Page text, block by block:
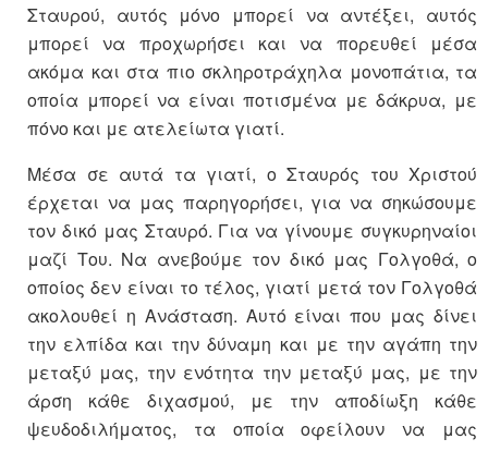
Σταυρού, αυτός μόνο μπορεί να αντέξει, αυτός
μπορεί να προχωρήσει και να πορευθεί μέσα
ακόμα και στα πιο σκληροτράχηλα μονοπάτια, τα
οποία μπορεί να είναι ποτισμένα με δάκρυα, με
πόνο και με ατελείωτα γιατί.
Μέσα σε αυτά τα γιατί, ο Σταυρός του Χριστού
έρχεται να μας παρηγορήσει, για να σηκώσουμε
τον δικό μας Σταυρό. Για να γίνουμε συγκυρηναίοι
μαζί Του. Να ανεβούμε τον δικό μας Γολγοθά, ο
οποίος δεν είναι το τέλος, γιατί μετά τον Γολγοθά
ακολουθεί η Ανάσταση. Αυτό είναι που μας δίνει
την ελπίδα και την δύναμη και με την αγάπη την
μεταξύ μας, την ενότητα την μεταξύ μας, με την
άρση κάθε διχασμού, με την αποδίωξη κάθε
ψευδοδιλήματος, τα οποία οφείλουν να μας